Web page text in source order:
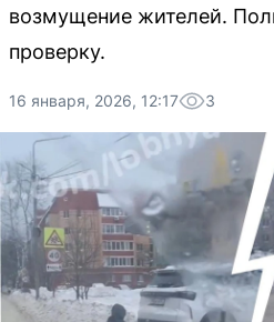
возмущение жителей.
проверку.
16 января, 2026, 12:17 3